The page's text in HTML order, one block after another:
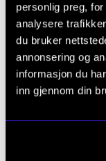
personlig preg,
analysere
du bruker
annonsering og
informasjon du
inn gjennom din
– I
noen farlige
forteller
De kuttet mer